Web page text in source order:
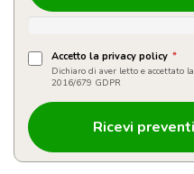
Accetto la privacy policy *
Dichiaro di aver letto e accettato la
2016/679 GDPR